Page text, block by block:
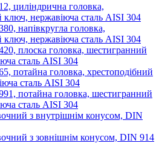
циліндрична головка,
ключ, нержавіюча сталь AISI 304
напівкругла головка,
ключ, нержавіюча сталь AISI 304
плоска головка, шестигранний
сталь AISI 304
потайна головка, хрестоподібний
сталь AISI 304
потайна головка, шестигранний
сталь AISI 304
з внутрішнім конусом, DIN
з зовнішнім конусом, DIN 914